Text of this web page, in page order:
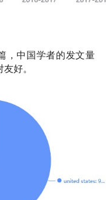
，中国学者的发文量
好。